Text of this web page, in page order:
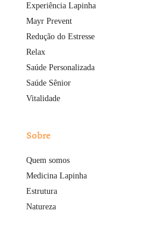
Experiência Lapinha
Mayr Prevent
Redução do Estresse
Relax
Saúde Personalizada
Saúde Sênior
Vitalidade
Sobre
Quem somos
Medicina Lapinha
Estrutura
Natureza